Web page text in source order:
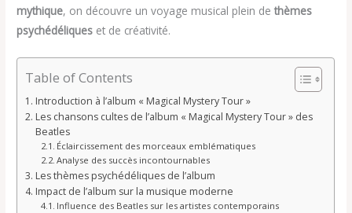
mythique, on découvre un voyage musical plein dethèmes
psychédéliques et de créativité.
Table of Contents
Introduction à l’album « Magical Mystery Tour »
Les chansons cultes de l’album « Magical Mystery Tour » des
Beatles
Éclaircissement des morceaux emblématiques
Analyse des succès incontournables
Les thèmes psychédéliques de l’album
Impact de l’album sur la musique moderne
Influence des Beatles sur les artistes contemporains